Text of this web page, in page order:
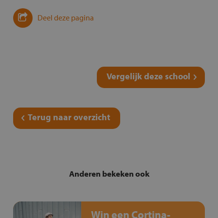
Deel deze pagina
Vergelijk deze school
Terug naar overzicht
Anderen bekeken ook
Win een Cortina-